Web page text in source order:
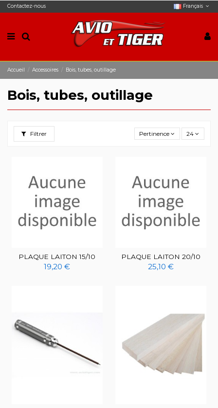
Contactez-nous Français
Accueil Accessoires Bois, tubes, outillage
Bois, tubes, outillage
Filtrer Pertinence 24
PLAQUE LAITON 15/10
19,20 €
PLAQUE LAITON 20/10
25,10 €